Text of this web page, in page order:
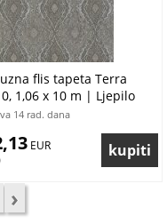
flis tapeta Terra
1,06 x 10 m | Ljepilo
14 rad. dana
EUR
›